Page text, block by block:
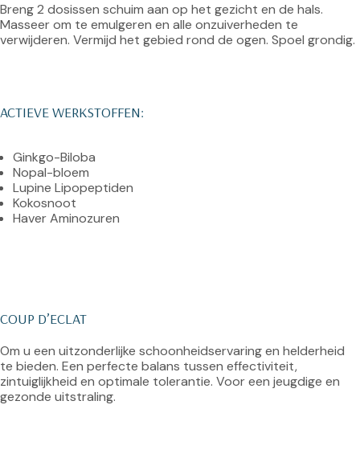
Breng 2 dosissen schuim aan op het gezicht en de hals.
Masseer om te emulgeren en alle onzuiverheden te
verwijderen. Vermijd het gebied rond de ogen. Spoel grondig.
ACTIEVE WERKSTOFFEN:
Ginkgo-Biloba
Nopal-bloem
Lupine Lipopeptiden
Kokosnoot
Haver Aminozuren
COUP D’ECLAT
Om u een uitzonderlijke schoonheidservaring en helderheid
te bieden. Een perfecte balans tussen effectiviteit,
zintuiglijkheid en optimale tolerantie. Voor een jeugdige en
gezonde uitstraling.